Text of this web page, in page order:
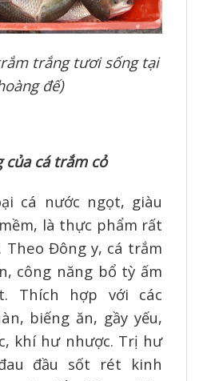
trắng tươi sống tại
đế)
cá trắm cỏ
cá nước ngọt, giàu
là thực phẩm rất
Theo Đông y, cá trắm
công năng bổ tỳ ấm
Thích hợp với các
biếng ăn, gầy yếu,
khí hư nhược. Trị hư
đầu sốt rét kinh